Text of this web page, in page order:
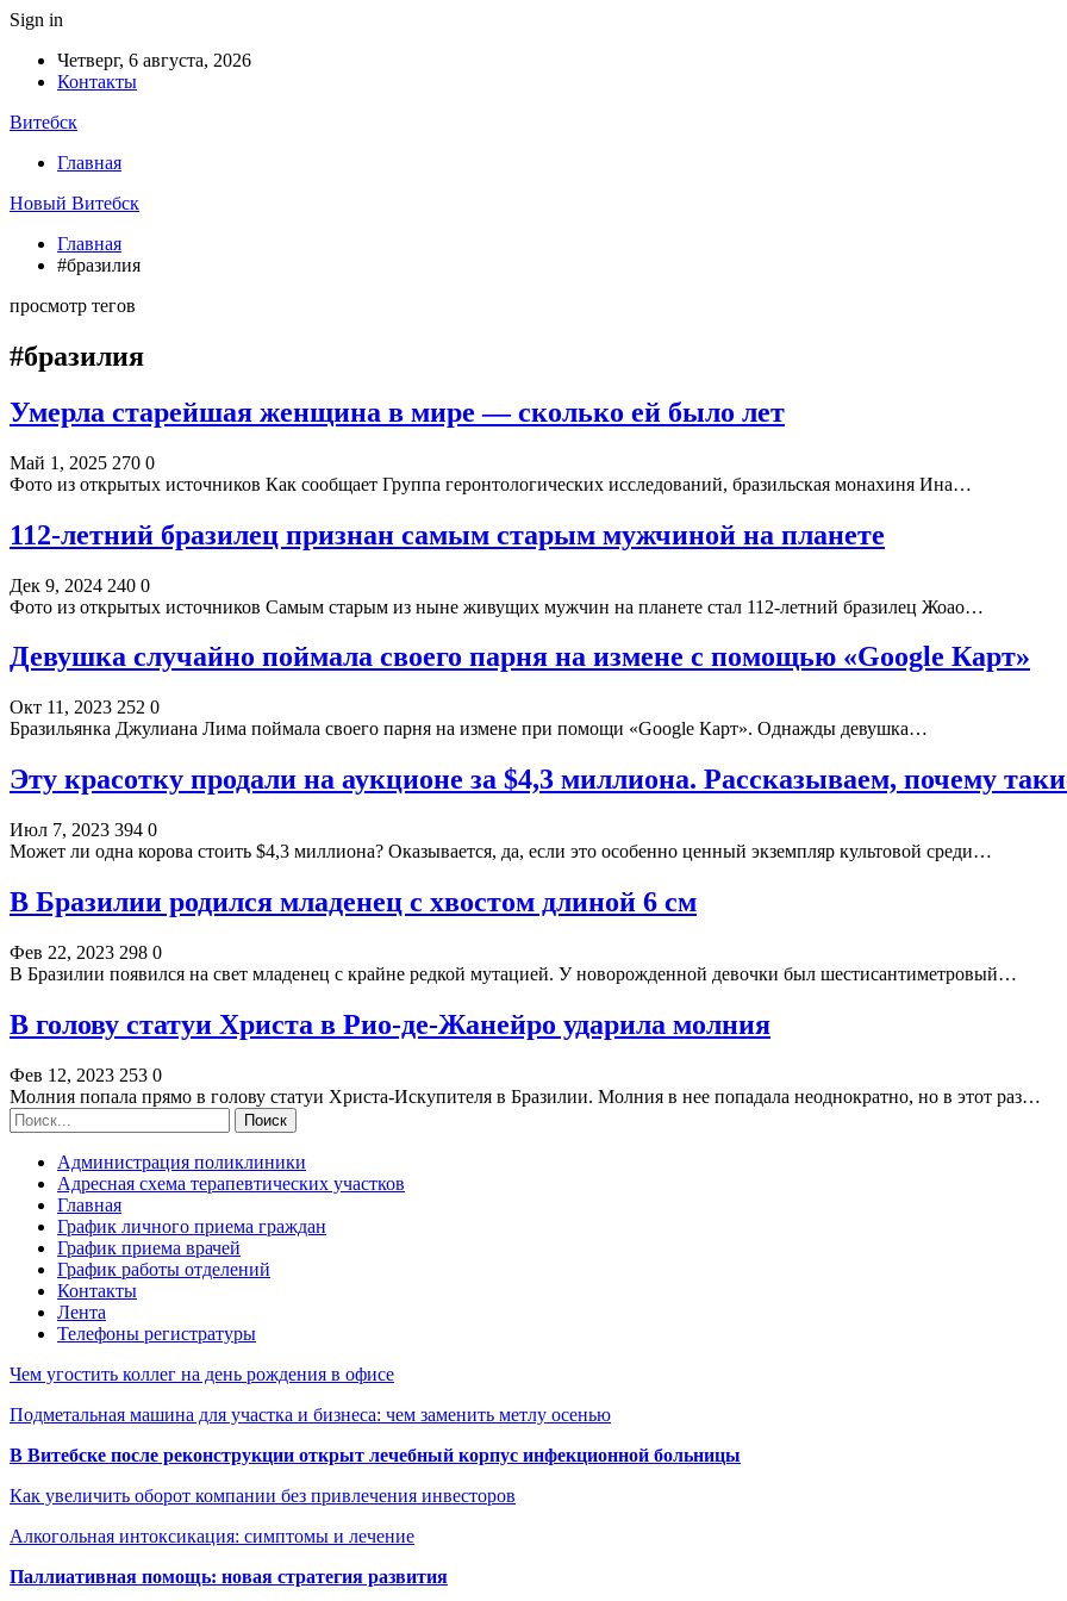
Sign in
Четверг, 6 августа, 2026
Контакты
Витебск
Главная
Новый Витебск
Главная
#бразилия
просмотр тегов
#бразилия
Умерла старейшая женщина в мире — сколько ей было лет
Май 1, 2025 270 0
Фото из открытых источников Как сообщает Группа геронтологических исследований, бразильская монахиня Ина…
112-летний бразилец признан самым старым мужчиной на планете
Дек 9, 2024 240 0
Фото из открытых источников Самым старым из ныне живущих мужчин на планете стал 112-летний бразилец Жоао…
Девушка случайно поймала своего парня на измене с помощью «Google Карт»
Окт 11, 2023 252 0
Бразильянка Джулиана Лима поймала своего парня на измене при помощи «Google Карт». Однажды девушка…
Эту красотку продали на аукционе за $4,3 миллиона. Рассказываем, почему
Июл 7, 2023 394 0
Может ли одна корова стоить $4,3 миллиона? Оказывается, да, если это особенно ценный экземпляр культовой среди…
В Бразилии родился младенец с хвостом длиной 6 см
Фев 22, 2023 298 0
В Бразилии появился на свет младенец с крайне редкой мутацией. У новорожденной девочки был шестисантиметровый…
В голову статуи Христа в Рио-де-Жанейро ударила молния
Фев 12, 2023 253 0
Молния попала прямо в голову статуи Христа-Искупителя в Бразилии. Молния в нее попадала неоднократно, но в этот раз…
Администрация поликлиники
Адресная схема терапевтических участков
Главная
График личного приема граждан
График приема врачей
График работы отделений
Контакты
Лента
Телефоны регистратуры
Чем угостить коллег на день рождения в офисе
Подметальная машина для участка и бизнеса: чем заменить метлу осенью
В Витебске после реконструкции открыт лечебный корпус инфекционной больницы
Как увеличить оборот компании без привлечения инвесторов
Алкогольная интоксикация: симптомы и лечение
Паллиативная помощь: новая стратегия развития